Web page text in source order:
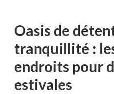
Oasis de
tranquillité :
endroits pour
estivales